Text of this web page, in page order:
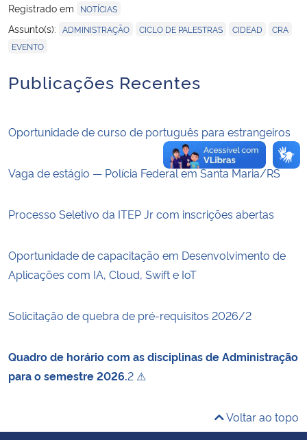
Registrado em
NOTÍCIAS
Assunto(s): ADMINISTRAÇÃO CICLO DE PALESTRAS CIDEAD CRA
EVENTO
Publicações Recentes
Oportunidade de curso de português para estrangeiros
Vaga de estágio — Polícia Federal em Santa Maria/RS
Processo Seletivo da ITEP Jr com inscrições abertas
Oportunidade de capacitação em Desenvolvimento de
Aplicações com IA, Cloud, Swift e IoT
Solicitação de quebra de pré-requisitos 2026/2
Quadro de horário com as disciplinas de Administração
para o semestre 2026.2 ⚠
Voltar ao topo